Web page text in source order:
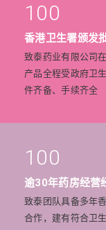
100
香港卫生署颁发
致泰药业有限公司
产品全程受政府卫
件齐备、手续齐全
100
逾30年药房经营
致泰团队具备多年
合作，建有符合卫